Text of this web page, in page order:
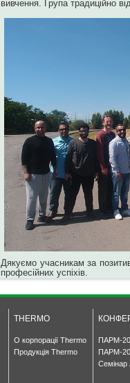
вивчення. Група традиційно
Дякуємо учасникам за
професійних успіхів.
THERMO
О корпорації Thermo
Продукція Thermo
ПАРМ-
ПАРМ-
Семінар